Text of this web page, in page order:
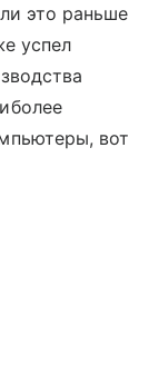
это раньше
успел
вот